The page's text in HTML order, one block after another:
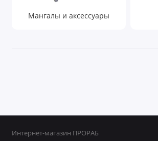
Мангалы и аксессуары
Интернет-магазин ПРОРАБ